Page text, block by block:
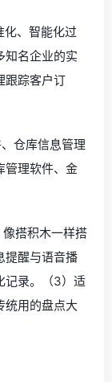
化、智能化过
知名企业的实
跟踪客户订
仓库信息管理
管理软件、金
搭积木一样搭
提醒与语音播
记录。（3）适
统用的盘点大